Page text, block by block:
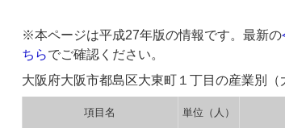
※本ページは平成27年版の情報です。最新の
ちらでご確認ください。
大阪府大阪市都島区大東町１丁目の産業別
項目名 単位（人）